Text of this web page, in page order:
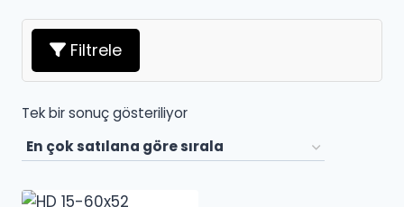
Filtrele
Tek bir sonuç gösteriliyor